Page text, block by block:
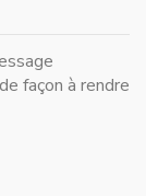
façon à rendre